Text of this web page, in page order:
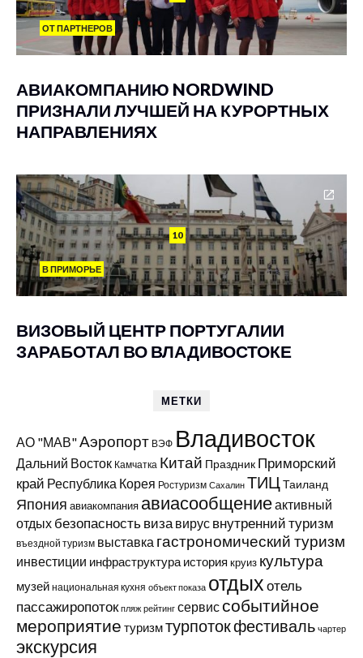
ОТ ПАРТНЕРОВ
АВИАКОМПАНИЮ NORDWIND
ПРИЗНАЛИ ЛУЧШЕЙ НА КУРОРТНЫХ
НАПРАВЛЕНИЯХ
10
В ПРИМОРЬЕ
ВИЗОВЫЙ ЦЕНТР ПОРТУГАЛИИ
ЗАРАБОТАЛ ВО ВЛАДИВОСТОКЕ
МЕТКИ
АО "МАВ"Аэропорт ВЭФ Владивосток
Дальний Восток Камчатка Китай Праздник Приморский
край Республика Корея Ростуризм Сахалин ТИЦТаиланд
Япония авиакомпания авиасообщениеактивный
отдых безопасность виза вирус внутренний туризм
въездной туризм выставка гастрономический туризм
инвестиции инфраструктура история круиз культура
музей национальная кухня объект показа отдыхотель
пассажиропоток пляж рейтинг сервис событийное
мероприятие туризмтурпотокфестиваль чартер
экскурсия